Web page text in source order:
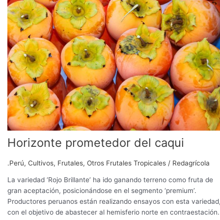
Horizonte prometedor del caqui
.Perú, Cultivos, Frutales, Otros Frutales Tropicales / Redagrícola
La variedad ‘Rojo Brillante’ ha ido ganando terreno como fruta de
gran aceptación, posicionándose en el segmento ‘premium’.
Productores peruanos están realizando ensayos con esta
con el objetivo de abastecer al hemisferio norte en contraestación.
caqui